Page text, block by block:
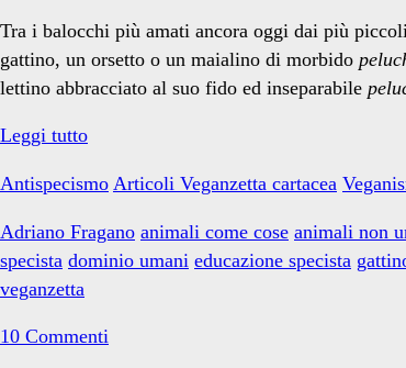
peluche</span>
Tra i balocchi più amati ancora oggi dai più
gattino, un orsetto o un maialino di morbido
lettino abbracciato al suo fido ed inseparabile
Leggi tuttoLo
fin
culla:
del
Antispecismo Articoli Veganzetta cartacea
Adriano Fragano animali come cose animali non
specista dominio umani educazione specista
veganzetta
10 Commenti